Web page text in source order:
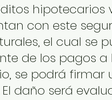
hipotecarios
con este
el cual se
de los pagos a
se podrá firmar
El daño será